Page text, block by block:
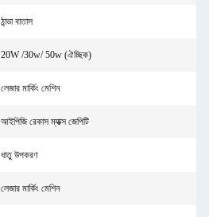
ঠান্ডা বাতাস
20W /30w/ 50w (ঐচ্ছিক)
লেজার মার্কিং মেশিন
আইপিজি রেকাস ম্যাক্স জেপিটি
ধাতু উপকরণ
লেজার মার্কিং মেশিন